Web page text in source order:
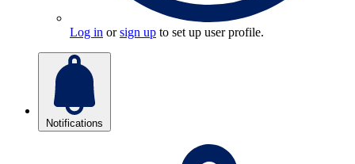
Log in orsign up to set up user profile.
Notifications